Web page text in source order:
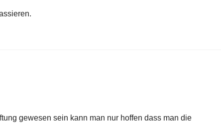
gewesen sein kann man nur hoffen dass man die